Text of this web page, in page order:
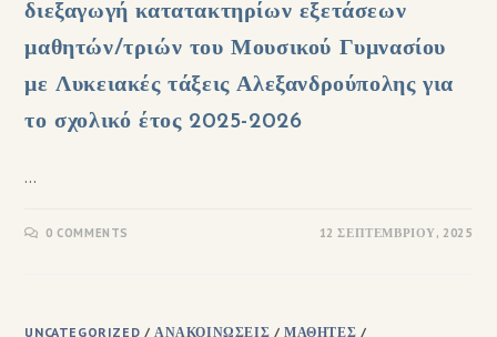
διεξαγωγή κατατακτηρίων εξετάσεων
μαθητών/τριών του Μουσικού Γυμνασίου
με Λυκειακές τάξεις Αλεξανδρούπολης για
το σχολικό έτος 2025-2026
…
0 COMMENTS 12 ΣΕΠΤΕΜΒΡΊΟΥ, 2025
UNCATEGORIZED /ΑΝΑΚΟΙΝΏΣΕΙΣ /ΜΑΘΗΤΈΣ /